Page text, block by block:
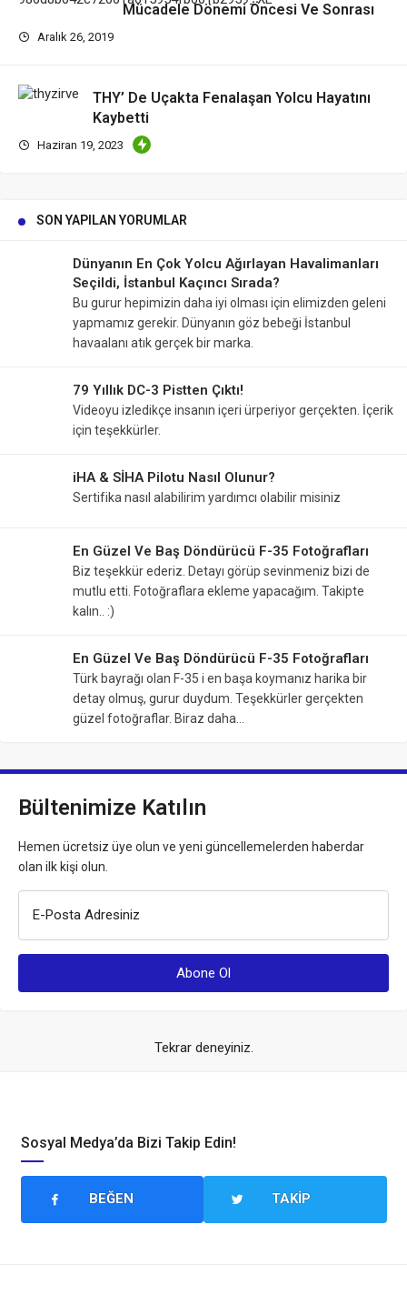
Mücadele Dönemi Öncesi Ve Sonrası
Aralık 26, 2019
THY’ De Uçakta Fenalaşan Yolcu Hayatını
Kaybetti
Haziran 19, 2023
SON YAPILAN YORUMLAR
Dünyanın En Çok Yolcu Ağırlayan Havalimanları
Seçildi, İstanbul Kaçıncı Sırada?
Bu gurur hepimizin daha iyi olması için elimizden geleni
yapmamız gerekir. Dünyanın göz bebeği İstanbul
havaalanı atık gerçek bir marka.
79 Yıllık DC-3 Pistten Çıktı!
Videoyu izledikçe insanın içeri ürperiyor gerçekten. İçerik
için teşekkürler.
iHA & SİHA Pilotu Nasıl Olunur?
Sertifika nasıl alabilirim yardımcı olabilir misiniz
En Güzel Ve Baş Döndürücü F-35 Fotoğrafları
Biz teşekkür ederiz. Detayı görüp sevinmeniz bizi de
mutlu etti. Fotoğraflara ekleme yapacağım. Takipte
kalın.. :)
En Güzel Ve Baş Döndürücü F-35 Fotoğrafları
Türk bayrağı olan F-35 i en başa koymanız harika bir
detay olmuş, gurur duydum. Teşekkürler gerçekten
güzel fotoğraflar. Biraz daha…
Bültenimize Katılın
Hemen ücretsiz üye olun ve yeni güncellemelerden haberdar
olan ilk kişi olun.
E-Posta Adresiniz
Tekrar deneyiniz.
Sosyal Medya’da Bizi Takip Edin!
BEĞEN TAKIP